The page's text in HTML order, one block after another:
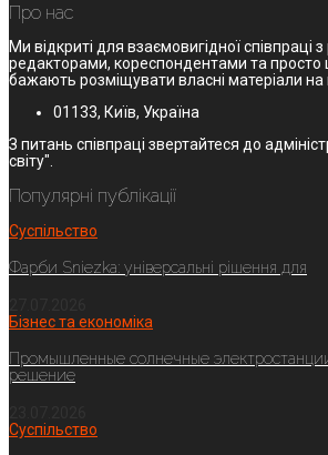
Про нас
Ми відкриті для взаємовигідної співпраці
редакторами, кореспондентами та просто
бажають розміщувати власні матеріали на
01133, Київ, Україна
З питань співпраці звертайтеся до
світу".
Популярні публікації
Суспільство
Фарби Sniezka: універсальні рішення для
Бізнес та економіка
Промышленные солнечные
решение
Суспільство